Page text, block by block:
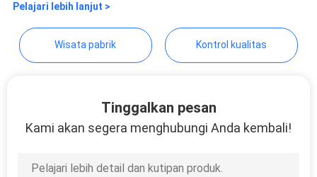
Pelajari lebih lanjut >
Wisata pabrik Kontrol kualitas
Tinggalkan pesan
Kami akan segera menghubungi Anda kembali!